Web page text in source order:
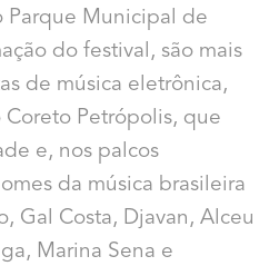
Parque Municipal de
do festival, são mais
de música eletrônica,
Petrópolis, que
e, nos palcos
da música brasileira
Gal Costa, Djavan, Alceu
Marina Sena e